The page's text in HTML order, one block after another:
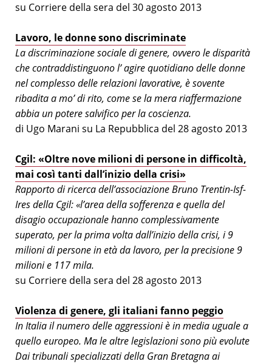
su Corriere della sera del 30 agosto 2013
Lavoro, le donne sono discriminate
La discriminazione sociale di genere, ovvero le disparità
che contraddistinguono l’ agire quotidiano delle donne
nel complesso delle relazioni lavorative, è sovente
ribadita a mo’ di rito, come se la mera riaffermazione
abbia un potere salvifico per la coscienza.
di Ugo Marani su La Repubblica del 28 agosto 2013
Cgil: «Oltre nove milioni di persone in difficoltà,
mai così tanti dall’inizio della crisi»
Rapporto di ricerca dell’associazione Bruno Trentin-Isf-
Ires della Cgil: «l’area della sofferenza e quella del
disagio occupazionale hanno complessivamente
superato, per la prima volta dall’inizio della crisi, i 9
milioni di persone in età da lavoro, per la precisione 9
milioni e 117 mila.
su Corriere della sera del 28 agosto 2013
Violenza di genere, gli italiani fanno peggio
In Italia il numero delle aggressioni è in media uguale a
quello europeo. Ma le altre legislazioni sono più evolute
Dai tribunali specializzati della Gran Bretagna ai